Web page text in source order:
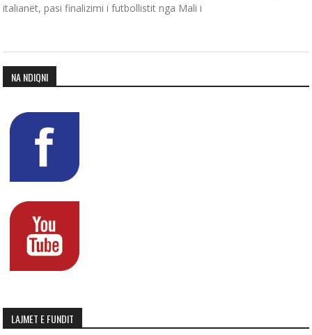
italianët, pasi finalizimi i futbollistit nga Mali i
NA NDIQNI
LAJMET E FUNDIT